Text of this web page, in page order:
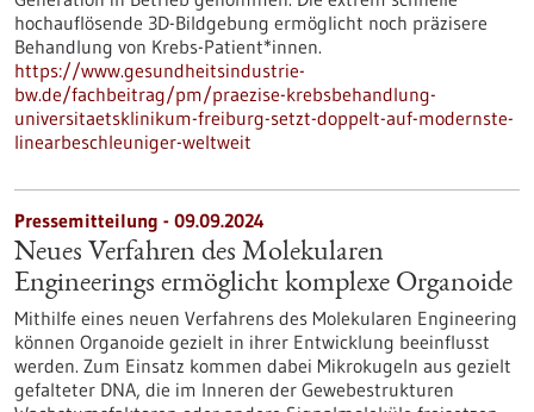
hochauflösende 3D-Bildgebung ermöglicht noch präzisere
Behandlung von Krebs-Patient*innen.
https://www.gesundheitsindustrie-
bw.de/fachbeitrag/pm/praezise-krebsbehandlung-
universitaetsklinikum-freiburg-setzt-doppelt-auf-modernste-
linearbeschleuniger-weltweit
Pressemitteilung - 09.09.2024
Neues Verfahren des Molekularen
Engineerings ermöglicht komplexe Organoide
Mithilfe eines neuen Verfahrens des Molekularen Engineering
können Organoide gezielt in ihrer Entwicklung beeinflusst
werden. Zum Einsatz kommen dabei Mikrokugeln aus gezielt
gefalteter DNA, die im Inneren der Gewebestrukturen